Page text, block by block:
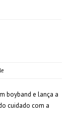
boyband e lança a
cuidado com a